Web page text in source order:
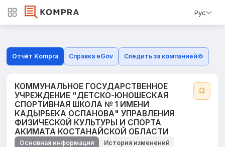
Рус
Отчёт Kompra Справка eGov Следить за компанией
КОММУНАЛЬНОЕ ГОСУДАРСТВЕННОЕ
УЧРЕЖДЕНИЕ "ДЕТСКО-ЮНОШЕСКАЯ
СПОРТИВНАЯ ШКОЛА № 1 ИМЕНИ
КАДЫРБЕКА ОСПАНОВА" УПРАВЛЕНИЯ
ФИЗИЧЕСКОЙ КУЛЬТУРЫ И СПОРТА
АКИМАТА КОСТАНАЙСКОЙ ОБЛАСТИ
Основная информация
История изменений